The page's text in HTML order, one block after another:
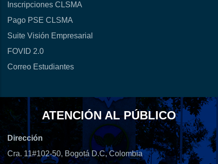
Inscripciones CLSMA
Pago PSE CLSMA
Suite Visión Empresarial
FOVID 2.0
Correo Estudiantes
ATENCIÓN AL PÚBLICO
Dirección
Cra. 11#102-50, Bogotá D.C, Colombia